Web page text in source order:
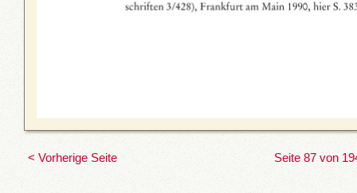
< Vorherige Seite Seite 87 von